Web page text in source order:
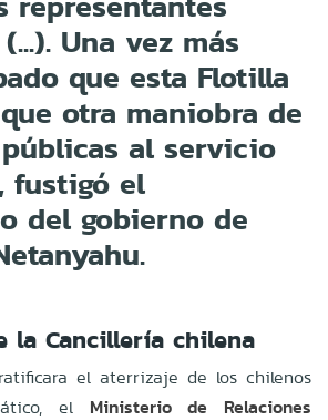
Una vez más
que esta Flotilla
otra maniobra de
al servicio
fustigó el
del gobierno de
la Cancillería chilena
el aterrizaje de los chilenos
el Ministerio de Relaciones